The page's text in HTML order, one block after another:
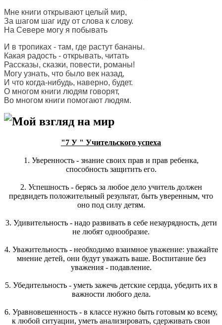
Мне книги открывают целый мир,
За шагом шаг иду от слова к слову.
На Севере могу я побывать
И в тропиках - там, где растут бананы.
Какая радость - открывать, читать
Рассказы, сказки, повести, романы!
Могу узнать, что было век назад,
И что когда-нибудь, наверно, будет.
О многом книги людям говорят,
Во многом книги помогают людям.
Мой взгляд на мир
"7 У " Учительского успеха
1. Уверенность - знание своих прав и прав ребенка,
способность защитить его.
2. Успешность - берясь за любое дело учитель должен
предвидеть положительный результат, быть уверенным, что
оно под силу детям.
3. Удивительность - надо развивать в себе незаурядность, дети
не любят однообразие.
4. Уважительность - необходимо взаимное уважение: уважайте
мнение детей, они будут уважать ваше. Воспитание без
уважения - подавление.
5. Убедительность - уметь зажечь детские сердца, убедить их в
важности любого дела.
6. Уравновешенность - в классе нужно быть готовым ко всему,
к любой ситуации, уметь анализировать, сдерживать свои